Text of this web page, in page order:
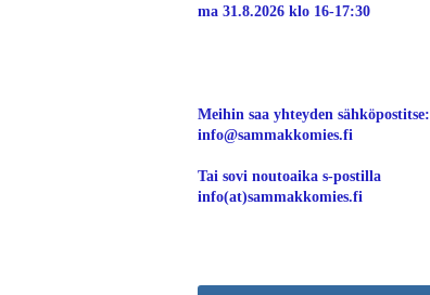
ma 31.8.2026 klo 16-17:30
Meihin saa yhteyden sähköpostitse:
info@sammakkomies.fi
Tai sovi noutoaika s-postilla
info(at)sammakkomies.fi